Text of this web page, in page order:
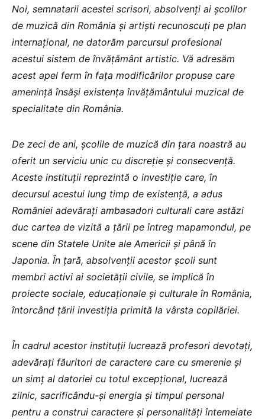
Noi, semnatarii acestei scrisori, absolvenți ai școlilor
de muzică din România și artiști recunoscuți pe plan
internațional, ne datorăm parcursul profesional
acestui sistem de învățământ artistic. Vă adresăm
acest apel ferm în fața modificărilor propuse care
amenință însăși existența învățământului muzical de
specialitate din România.
De zeci de ani, școlile de muzică din țara noastră au
oferit un serviciu unic cu discreție și consecvență.
Aceste instituții reprezintă o investiție care, în
decursul acestui lung timp de existență, a adus
României adevărați ambasadori culturali care astăzi
duc cartea de vizită a țării pe întreg mapamondul, pe
scene din Statele Unite ale Americii și până în
Japonia. În țară, absolvenții acestor școli sunt
membri activi ai societății civile, se implică în
proiecte sociale, educaționale și culturale în România,
întorcând țării investiția primită la vârsta copilăriei.
În cadrul acestor instituții lucrează profesori devotați,
adevărați făuritori de caractere care cu smerenie și
un simț al datoriei cu totul excepțional, lucrează
zilnic, sacrificându-și energia și timpul personal
pentru a construi caractere și personalități întemeiate